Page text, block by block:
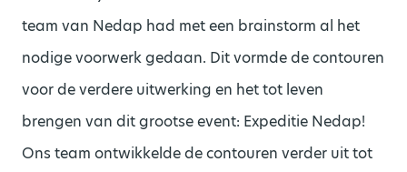
team van Nedap had met een brainstorm al het
nodige voorwerk gedaan. Dit vormde de contouren
voor de verdere uitwerking en het tot leven
brengen van dit grootse event: Expeditie Nedap!
Ons team ontwikkelde de contouren verder uit tot